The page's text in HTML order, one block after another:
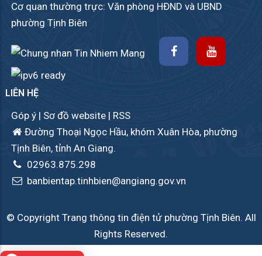
Cơ quan thường trực: Văn phòng HĐND và UBND
phường Tịnh Biên
LIÊN HỆ
Góp ý | Sơ đồ website | RSS
Đường Thoại Ngọc Hầu, khóm Xuân Hòa, phường
Tịnh Biên, tỉnh An Giang.
02963.875.298
banbientap.tinhbien@angiang.gov.vn
© Copyright Trang thông tin điện tử phường Tịnh Biên. All
Rights Reserved.